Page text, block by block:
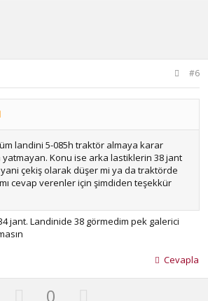
e
#6
landini 5-085h traktör almaya karar
Konu ise arka lastiklerin 38 jant
çekiş olarak düşer mi ya da traktörde
cevap verenler için şimdiden teşekkür
jant. Landinide 38 görmedim pek galerici
Cevapla
0